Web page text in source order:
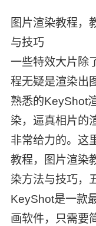
图片渲染教程，
与技巧
一些特效大片除
程无疑是渲染出
熟悉的KeyShot
染，逼真相片的
非常给力的。这
教程，图片渲染
染方法与技巧，
KeyShot是一款
画软件，只需要